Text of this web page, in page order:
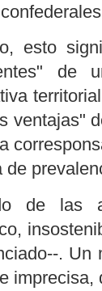
esto
de
ventajas"
de
de las
. Un
imprecisa,